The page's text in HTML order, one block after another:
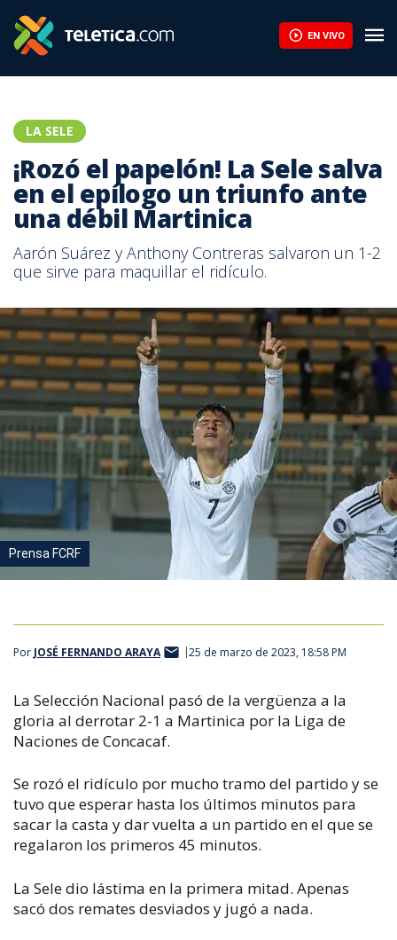
EN VIVO
LA SELE
¡Rozó el papelón! La Sele salva
en el epílogo un triunfo ante
una débil Martinica
Aarón Suárez y Anthony Contreras salvaron un 1-2
que sirve para maquillar el ridículo.
Prensa FCRF
Por JOSÉ FERNANDO ARAYA 25 de marzo de 2023, 18:58 PM
La Selección Nacional pasó de la vergüenza a la
gloria al derrotar 2-1 a Martinica por la Liga de
Naciones de Concacaf.
Se rozó el ridículo por mucho tramo del partido y se
tuvo que esperar hasta los últimos minutos para
sacar la casta y dar vuelta a un partido en el que se
regalaron los primeros 45 minutos.
La Sele dio lástima en la primera mitad. Apenas
sacó dos remates desviados y jugó a nada.